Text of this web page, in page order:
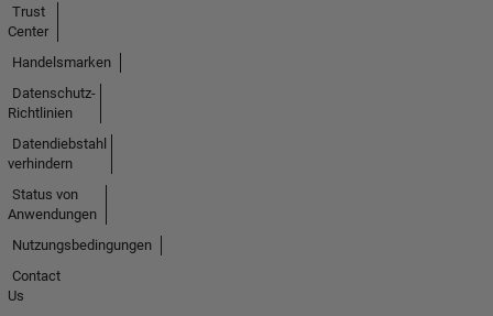
Trust
Center
Handelsmarken
Datenschutz-
Richtlinien
Datendiebstahl
verhindern
Status von
Anwendungen
Nutzungsbedingungen
Contact
Us